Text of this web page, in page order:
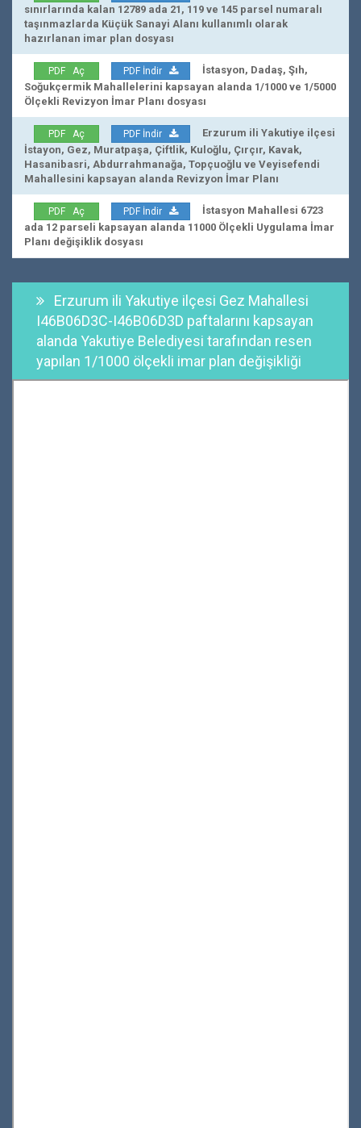
sınırlarında kalan 12789 ada 21, 119 ve 145 parsel numaralı
taşınmazlarda Küçük Sanayi Alanı kullanımlı olarak
hazırlanan imar plan dosyası
PDF Aç PDF İndir
İstasyon, Dadaş, Şıh,
Soğukçermik Mahallelerini kapsayan alanda 1/1000 ve 1/5000
Ölçekli Revizyon İmar Planı dosyası
PDF Aç PDF İndir
Erzurum ili Yakutiye ilçesi
İstayon, Gez, Muratpaşa, Çiftlik, Kuloğlu, Çırçır, Kavak,
Hasanibasri, Abdurrahmanağa, Topçuoğlu ve Veyisefendi
Mahallesini kapsayan alanda Revizyon İmar Planı
PDF Aç PDF İndir
İstasyon Mahallesi 6723
ada 12 parseli kapsayan alanda 11000 Ölçekli Uygulama İmar
Planı değişiklik dosyası
Erzurum ili Yakutiye ilçesi Gez Mahallesi
I46B06D3C-I46B06D3D paftalarını kapsayan
alanda Yakutiye Belediyesi tarafından resen
yapılan 1/1000 ölçekli imar plan değişikliği